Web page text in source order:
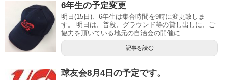
6年生の予定変更
明日(15日)、6年生は集合時間を9時に変更致しま
す。 明日は、普段、グラウンド等の貸し出しに、ご
協力を頂いている地元の自治会の開催に...
記事を読む
球友会8月4日の予定です。